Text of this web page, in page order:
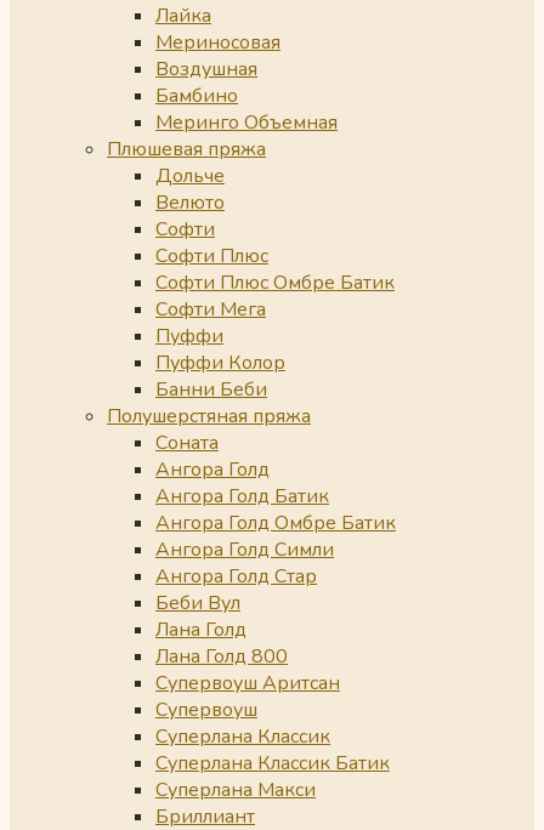
Лайка
Мериносовая
Воздушная
Бамбино
Меринго Объемная
Плюшевая пряжа
Дольче
Велюто
Софти
Софти Плюс
Софти Плюс Омбре Батик
Софти Мега
Пуффи
Пуффи Колор
Банни Беби
Полушерстяная пряжа
Соната
Ангора Голд
Ангора Голд Батик
Ангора Голд Омбре Батик
Ангора Голд Симли
Ангора Голд Стар
Беби Вул
Лана Голд
Лана Голд 800
Супервоуш Аритсан
Супервоуш
Суперлана Классик
Суперлана Классик Батик
Суперлана Макси
Бриллиант